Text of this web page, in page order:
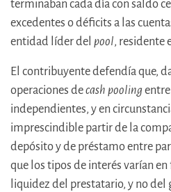
terminaban cada día con saldo
excedentes o déficits a las
entidad líder del pool, residente
El contribuyente defendía que,
operaciones decash pooling
independientes, y en
imprescindible partir de la
depósito y de préstamo entre
que los tipos de interés varían
liquidez del prestatario, y no del